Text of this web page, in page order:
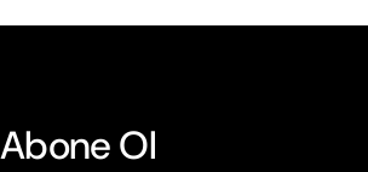
Abone Ol